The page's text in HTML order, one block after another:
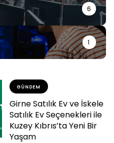
6
1
GÜNDEM
Girne Satılık Ev ve İskele
Satılık Ev Seçenekleri ile
Kuzey Kıbrıs’ta Yeni Bir
Yaşam